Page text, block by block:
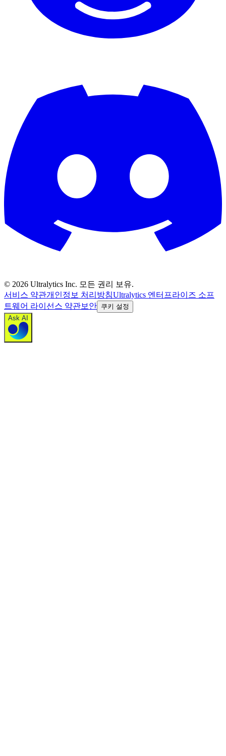
© 2026 Ultralytics Inc. 모든 권리 보유.
서비스 약관개인정보 처리방침Ultralytics 엔터프라이즈 소프
트웨어 라이선스 약관보안 쿠키 설정
Ask AI